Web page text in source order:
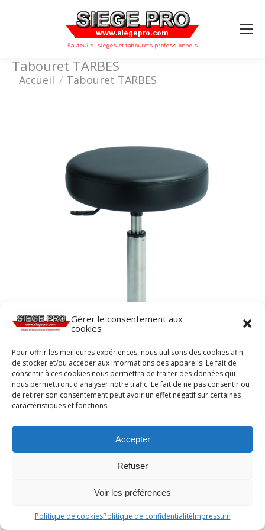
Gérer le consentement aux
cookies
Pour offrir les meilleures expériences, nous utilisons des cookies afin
de stocker et/ou accéder aux informations des appareils. Le fait de
consentir à ces cookies nous permettra de traiter des données qui
nous permettront d'analyser notre trafic. Le fait de ne pas consentir ou
de retirer son consentement peut avoir un effet négatif sur certaines
caractéristiques et fonctions.
Accepter
Refuser
Voir les préférences
Politique de cookiesPolitique de confidentialitéImpressum
Tabouret TARBES
Vous êtes ici :
Accueil Tabouret TARBES
Tabouret assise polyuréthane avec piètement
pour espaces réduits TARBES de siegepro.com